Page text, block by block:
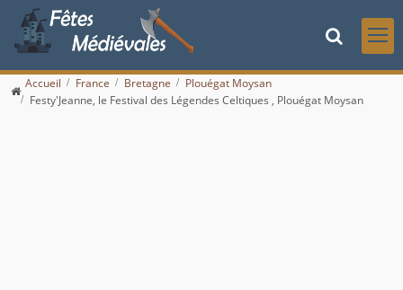
Accueil France Bretagne
Plouégat Moysan
Festy'Jeanne, le Festival des Légendes Celtiques , Plouégat Moysan